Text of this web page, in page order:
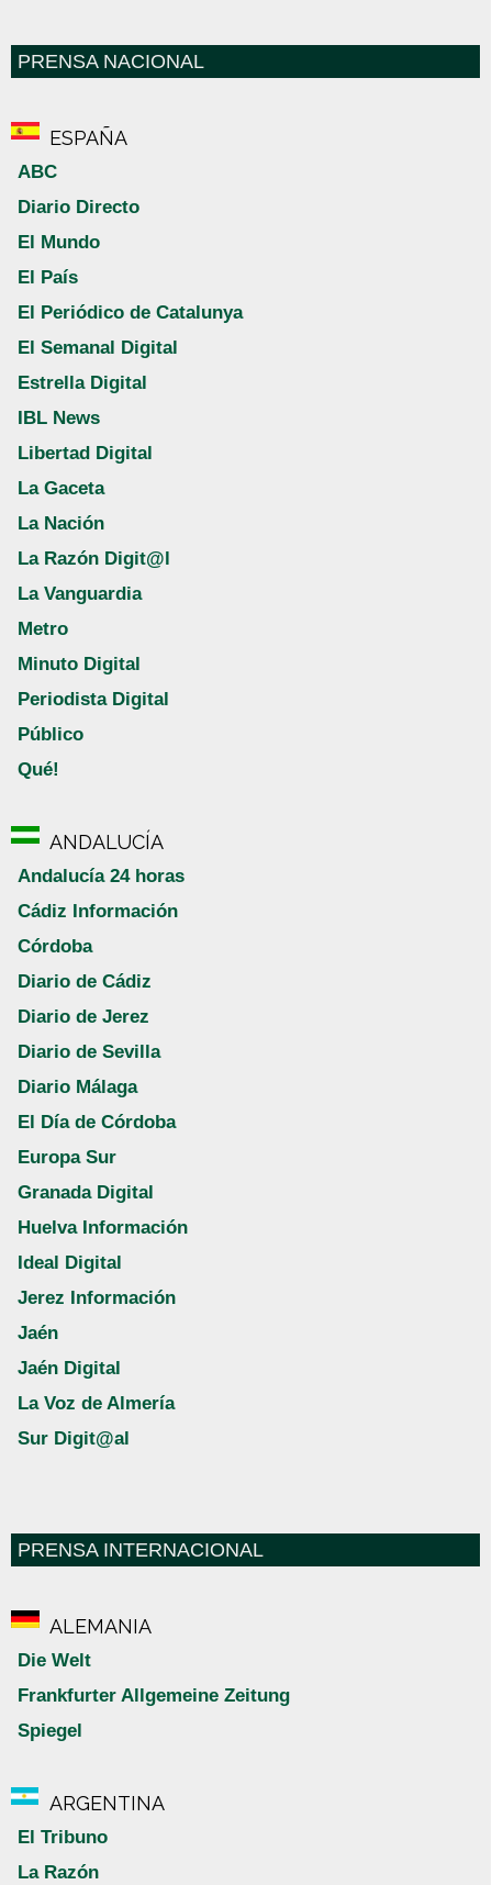
PRENSA NACIONAL
ESPAÑA
ABC
Diario Directo
El Mundo
El País
El Periódico de Catalunya
El Semanal Digital
Estrella Digital
IBL News
Libertad Digital
La Gaceta
La Nación
La Razón Digit@l
La Vanguardia
Metro
Minuto Digital
Periodista Digital
Público
Qué!
ANDALUCÍA
Andalucía 24 horas
Cádiz Información
Córdoba
Diario de Cádiz
Diario de Jerez
Diario de Sevilla
Diario Málaga
El Día de Córdoba
Europa Sur
Granada Digital
Huelva Información
Ideal Digital
Jerez Información
Jaén
Jaén Digital
La Voz de Almería
Sur Digit@al
PRENSA INTERNACIONAL
ALEMANIA
Die Welt
Frankfurter Allgemeine Zeitung
Spiegel
ARGENTINA
El Tribuno
La Razón